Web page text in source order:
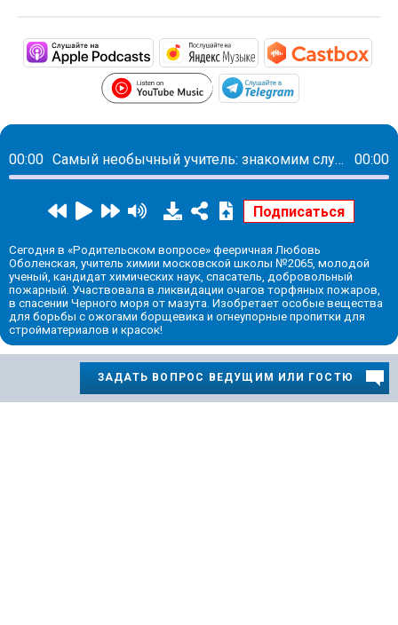
https://podcasts.apple.com/ru/
https://
https://www.youtube.com/
00:00 Самый необычный учитель: знакомим слушателей с пожарным, спасателем, ученым и учителем в одном лице 00:00
Сегодня в «Родительском вопросе» фееричная Любовь
Оболенская, учитель химии московской школы №2065, молодой
ученый, кандидат химических наук, спасатель, добровольный
пожарный. Участвовала в ликвидации очагов торфяных пожаров,
в спасении Черного моря от мазута. Изобретает особые вещества
для борьбы с ожогами борщевика и огнеупорные пропитки для
стройматериалов и красок!
ЗАДАТЬ ВОПРОС ВЕДУЩИМ ИЛИ ГОСТЮ